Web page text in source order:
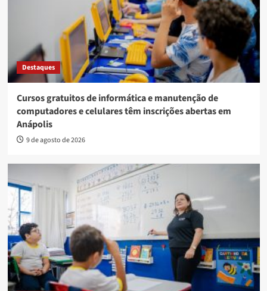
Destaques
Cursos gratuitos de informática e manutenção de
computadores e celulares têm inscrições abertas em
Anápolis
9 de agosto de 2026